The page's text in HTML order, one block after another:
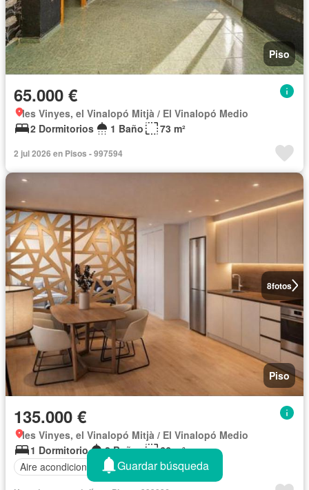
Piso
65.000 €
les Vinyes, el Vinalopó Mitjà / El Vinalopó Medio
2 Dormitorios
1 Baño 73 m²
2 jul 2026 en Pisos - 997594
8fotos
Piso
135.000 €
les Vinyes, el Vinalopó Mitjà / El Vinalopó Medio
1 Dormitorio
2 Baños
66 m²
Aire acondicionado
Guardar búsqueda